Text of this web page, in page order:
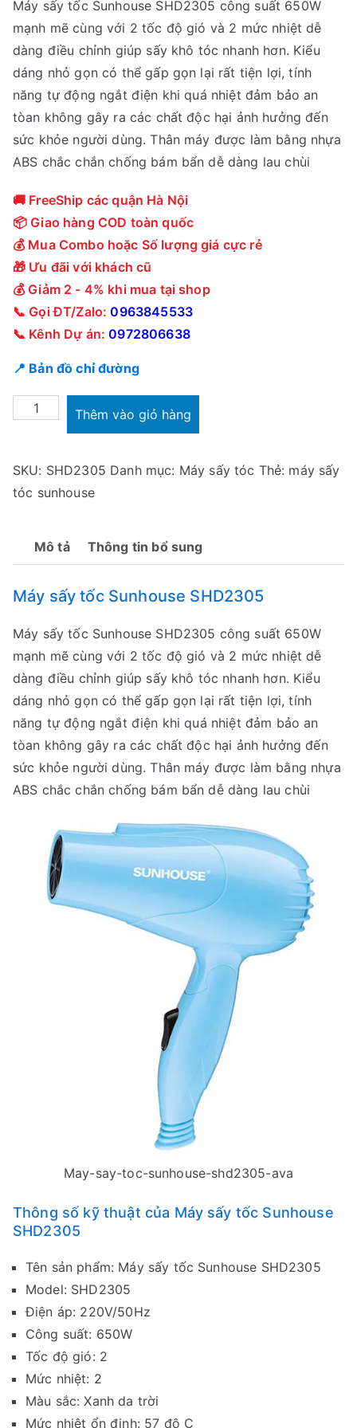
á
g
ố
c
l
à
:
2
0
.
á
h
i
ệ
n
t
ạ
i
₫
.
Máy sấy tốc Sunhouse SHD2305 công suất 650W
mạnh mẽ cùng với 2 tốc độ gió và 2 mức nhiệt dễ
dàng điều chỉnh giúp sấy khô tóc nhanh hơn. Kiểu
dáng nhỏ gọn có thể gấp gọn lại rất tiện lợi, tính
năng tự động ngắt điện khi quá nhiệt đảm bảo an
tòan không gây ra các chất độc hại ảnh hưởng đến
sức khỏe người dùng. Thân máy được làm bằng nhựa
ABS chắc chắn chống bám bẩn dễ dàng lau chùi
🚚 FreeShip các quận Hà Nội
📦 Giao hàng COD toàn quốc
💰 Mua Combo hoặc Số lượng giá cực rẻ
🎁 Ưu đãi với khách cũ
💰 Giảm 2 - 4% khi mua tại shop
📞 Gọi ĐT/Zalo:0963845533
📞 Kênh Dự án:0972806638
📍 Bản đồ chỉ đường
Máy
Sunhouse
SHD2305
lượng
Thêm vào giỏ hàng
SKU: SHD2305 Danh mục: Máy sấy tóc Thẻ: máy sấy
tóc sunhouse
Mô tả Thông tin bổ sung
Máy sấy tốc Sunhouse SHD2305
Máy sấy tốc Sunhouse SHD2305 công suất 650W
mạnh mẽ cùng với 2 tốc độ gió và 2 mức nhiệt dễ
dàng điều chỉnh giúp sấy khô tóc nhanh hơn. Kiểu
dáng nhỏ gọn có thể gấp gọn lại rất tiện lợi, tính
năng tự động ngắt điện khi quá nhiệt đảm bảo an
tòan không gây ra các chất độc hại ảnh hưởng đến
sức khỏe người dùng. Thân máy được làm bằng nhựa
ABS chắc chắn chống bám bẩn dễ dàng lau chùi
May-say-toc-sunhouse-shd2305-ava
Thông số kỹ thuật của Máy sấy tốc Sunhouse
SHD2305
Tên sản phẩm: Máy sấy tốc Sunhouse SHD2305
Model: SHD2305
Điện áp: 220V/50Hz
Công suất: 650W
Tốc độ gió: 2
Mức nhiệt: 2
Màu sắc: Xanh da trời
Mức nhiệt ổn định: 57 độ C